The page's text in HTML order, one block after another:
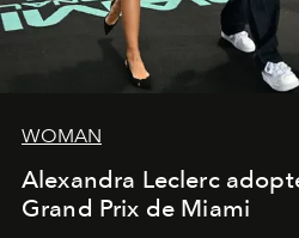
WOMAN
Alexandra Leclerc
Grand Prix de Miami